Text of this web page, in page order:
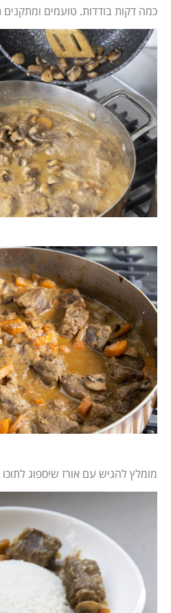
כמה דקות בודדות. טועמים ומתקנים
מומלץ להגיש עם אורז שיספוג